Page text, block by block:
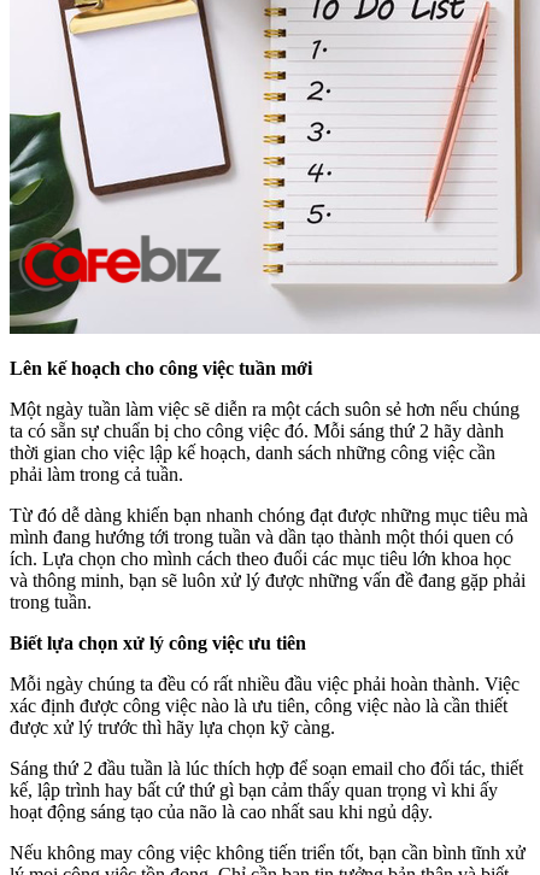
Lên kế hoạch cho công việc tuần mới
Một ngày tuần làm việc sẽ diễn ra một cách suôn sẻ hơn nếu chúng
ta có sẵn sự chuẩn bị cho công việc đó. Mỗi sáng thứ 2 hãy dành
thời gian cho việc lập kế hoạch, danh sách những công việc cần
phải làm trong cả tuần.
Từ đó dễ dàng khiến bạn nhanh chóng đạt được những mục tiêu mà
mình đang hướng tới trong tuần và dần tạo thành một thói quen có
ích. Lựa chọn cho mình cách theo đuổi các mục tiêu lớn khoa học
và thông minh, bạn sẽ luôn xử lý được những vấn đề đang gặp phải
trong tuần.
Biết lựa chọn xử lý công việc ưu tiên
Mỗi ngày chúng ta đều có rất nhiều đầu việc phải hoàn thành. Việc
xác định được công việc nào là ưu tiên, công việc nào là cần thiết
được xử lý trước thì hãy lựa chọn kỹ càng.
Sáng thứ 2 đầu tuần là lúc thích hợp để soạn email cho đối tác, thiết
kế, lập trình hay bất cứ thứ gì bạn cảm thấy quan trọng vì khi ấy
hoạt động sáng tạo của não là cao nhất sau khi ngủ dậy.
Nếu không may công việc không tiến triển tốt, bạn cần bình tĩnh xử